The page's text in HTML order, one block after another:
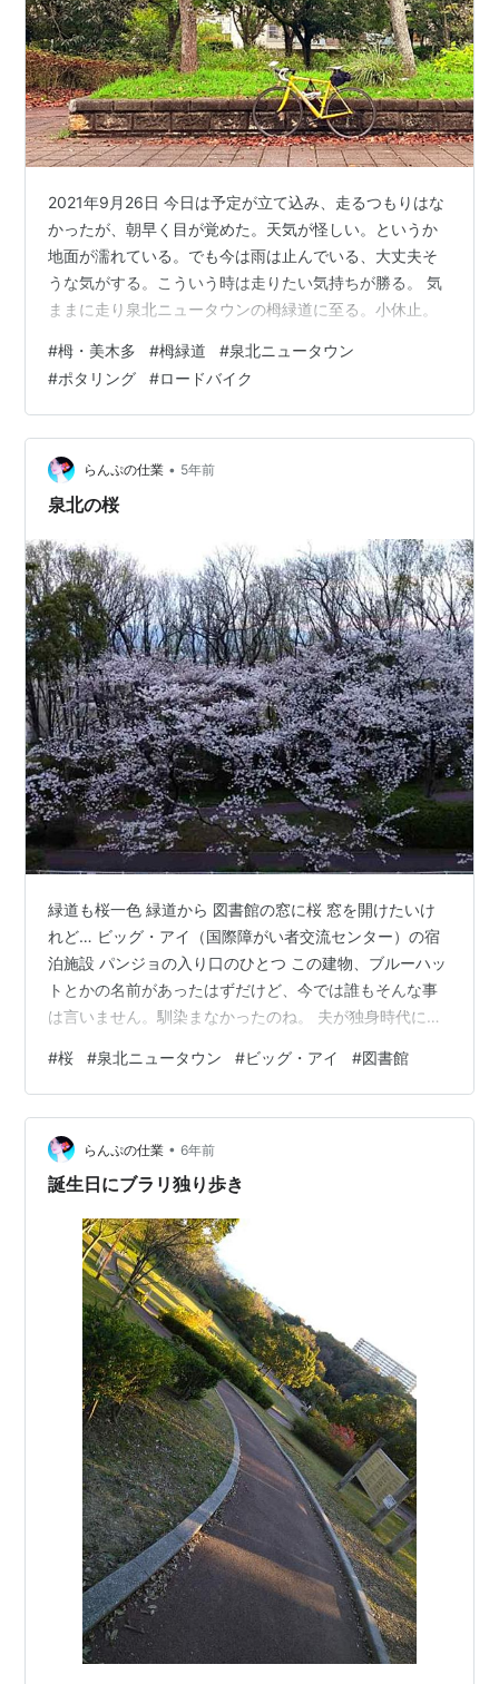
2021年9月26日 今日は予定が立て込み、走るつもりはな
かったが、朝早く目が覚めた。天気が怪しい。というか
地面が濡れている。でも今は雨は止んでいる、大丈夫そ
うな気がする。こういう時は走りたい気持ちが勝る。 気
ままに走り泉北ニュータウンの栂緑道に至る。小休止。
#栂・美木多 #栂緑道 #泉北ニュータウン
#ポタリング #ロードバイク
らんぷの仕業 • 5年前
泉北の桜
緑道も桜一色 緑道から 図書館の窓に桜 窓を開けたいけ
れど… ビッグ・アイ（国際障がい者交流センター）の宿
泊施設 パンジョの入り口のひとつ この建物、ブルーハッ
トとかの名前があったはずだけど、今では誰もそんな事
は言いません。馴染まなかったのね。 夫が独身時代に住
いて、終電逃して、タクシーでここへたどり着いて… ４
０年近い間違い人生の始まりでした。。。
#桜 #泉北ニュータウン #ビッグ・アイ #図書館
らんぷの仕業 • 6年前
誕生日にブラリ独り歩き